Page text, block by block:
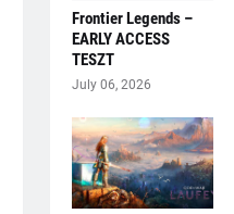
Frontier Legends –
EARLY ACCESS
TESZT
July 06, 2026